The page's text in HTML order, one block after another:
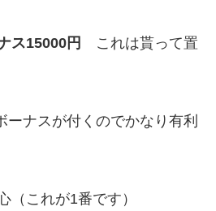
ス15000円
これは貰って置
ーナスが付くのでかなり有利
（これが1番です）